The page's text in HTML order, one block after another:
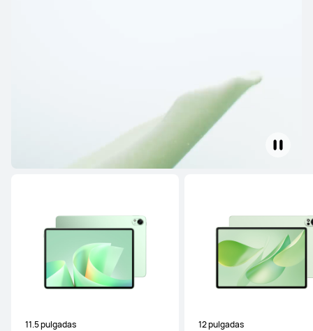
11.5 pulgadas 12 pulgadas
HUAWEI MatePad Pro Max
Desde $ 999.990
$ 1.499.990
HUAWEI MatePad Pro
$ 999.990
Comprar